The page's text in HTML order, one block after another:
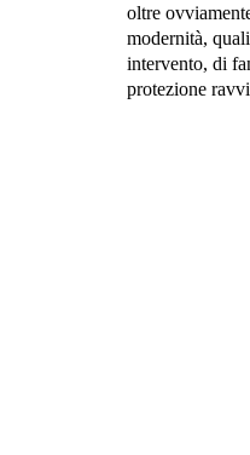
oltre
modernità,
intervento, di
protezione